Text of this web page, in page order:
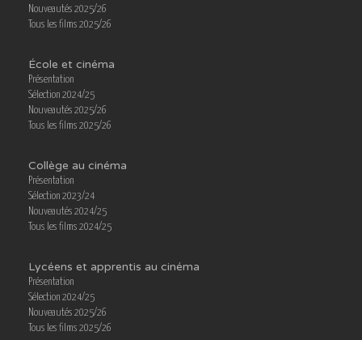
Nouveautés 2025/26
Tous les films 2025/26
École et cinéma
Présentation
Sélection 2024/25
Nouveautés 2025/26
Tous les films 2025/26
Collège au cinéma
Présentation
Sélection 2023/24
Nouveautés 2024/25
Tous les films 2024/25
Lycéens et apprentis au cinéma
Présentation
Sélection 2024/25
Nouveautés 2025/26
Tous les films 2025/26